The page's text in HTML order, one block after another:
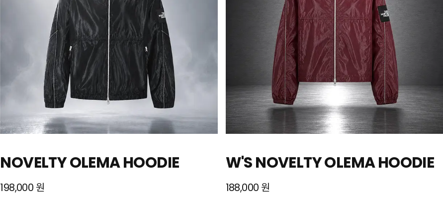
NOVELTY OLEMA HOODIE
198,000 원
W'S NOVELTY OLEMA HOODIE
188,000 원